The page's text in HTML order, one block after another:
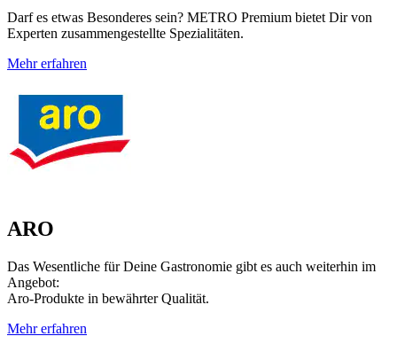
Darf es etwas Besonderes sein? METRO Premium bietet Dir von
Experten zusammengestellte Spezialitäten.
Mehr erfahren
ARO
Das Wesentliche für Deine Gastronomie gibt es auch weiterhin im
Angebot:
Aro-Produkte in bewährter Qualität.
Mehr erfahren